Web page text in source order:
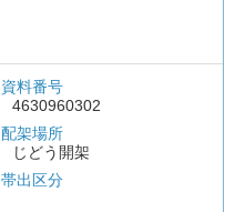
資料番号
4630960302
配架場所
じどう開架
帯出区分